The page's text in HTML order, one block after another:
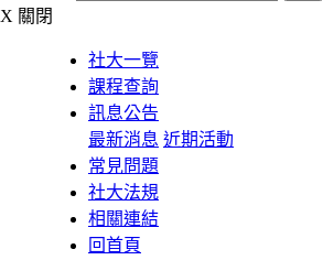
X 關閉
社大一覽
課程查詢
訊息公告
最新消息 近期活動
常見問題
社大法規
相關連結
回首頁